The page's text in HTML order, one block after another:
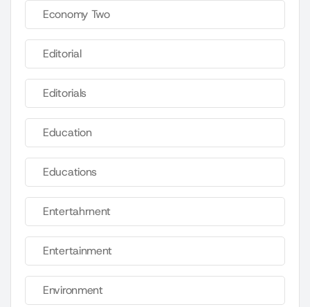
Economy Two
Editorial
Editorials
Education
Educations
Entertahrnent
Entertainment
Environment